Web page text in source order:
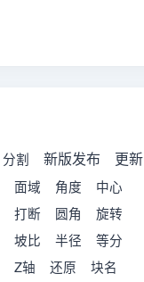
分割 新版发布 更新
面域 角度
中心
打断 圆角
旋转
坡比 半径
等分
Z轴 还原
块名